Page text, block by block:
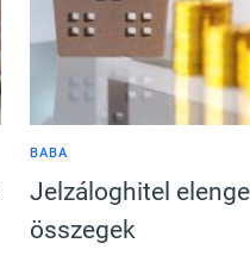
BABA
Jelzáloghitel
összegek